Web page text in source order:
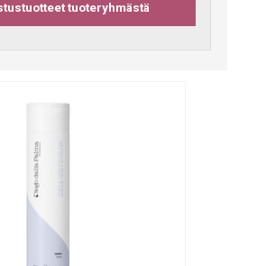
tuoteryhmästä